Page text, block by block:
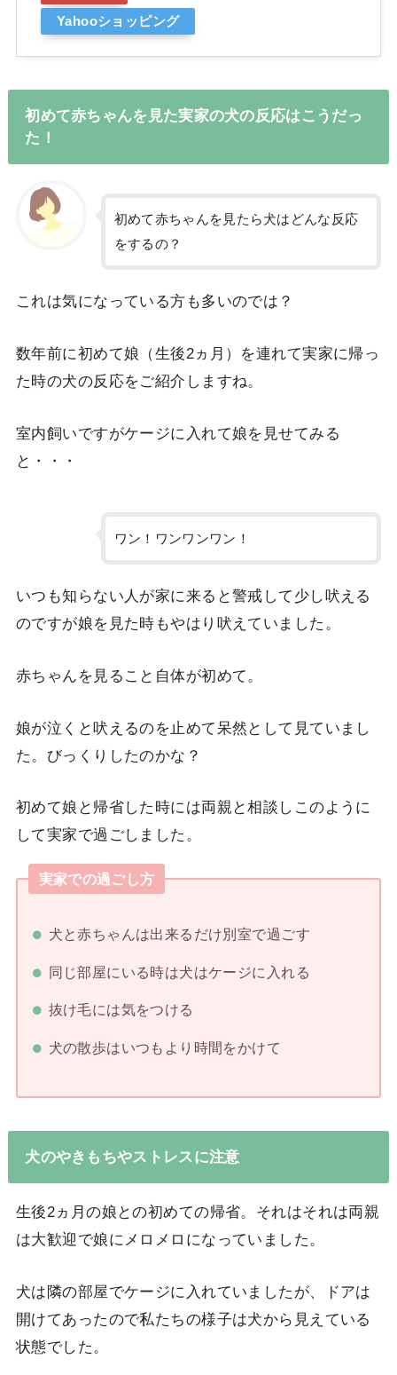
Yahooショッピング
初めて赤ちゃんを見た実家の犬の反応はこうだっ
た！
初めて赤ちゃんを見たら犬はどんな反応
をするの？
これは気になっている方も多いのでは？
数年前に初めて娘（生後2ヵ月）を連れて実家に帰っ
た時の犬の反応をご紹介しますね。
室内飼いですがケージに入れて娘を見せてみる
と・・・
ワン！ワンワンワン！
いつも知らない人が家に来ると警戒して少し吠える
のですが娘を見た時もやはり吠えていました。
赤ちゃんを見ること自体が初めて。
娘が泣くと吠えるのを止めて呆然として見ていまし
た。びっくりしたのかな？
初めて娘と帰省した時には両親と相談しこのように
して実家で過ごしました。
実家での過ごし方
犬と赤ちゃんは出来るだけ別室で過ごす
同じ部屋にいる時は犬はケージに入れる
抜け毛には気をつける
犬の散歩はいつもより時間をかけて
犬のやきもちやストレスに注意
生後2ヵ月の娘との初めての帰省。それはそれは両親
は大歓迎で娘にメロメロになっていました。
犬は隣の部屋でケージに入れていましたが、ドアは
開けてあったので私たちの様子は犬から見えている
状態でした。